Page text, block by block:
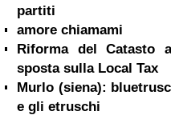
partiti
amore chiamami
Riforma del Catasto
sposta sulla Local Tax
Murlo (siena):
e gli etruschi